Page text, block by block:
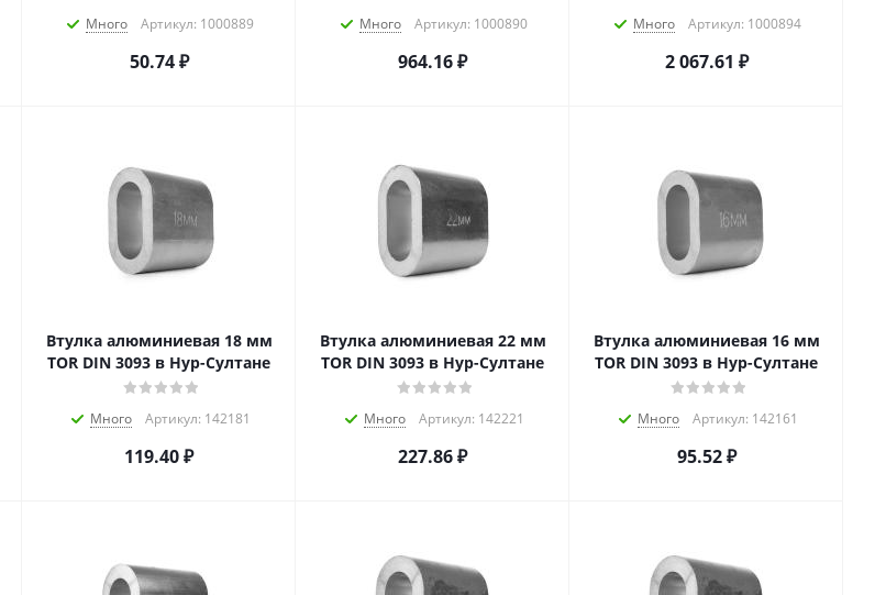
Много Артикул: 1000889
50.74₽
Много Артикул: 1000890
964.16₽
Много Артикул: 1000894
2 067.61 ₽
Втулка алюминиевая 18 мм
TOR DIN 3093 в Нур-Султане
Много Артикул: 142181
119.40₽
Втулка алюминиевая 22 мм
TOR DIN 3093 в Нур-Султане
Много Артикул: 142221
227.86₽
Втулка алюминиевая 16 мм
TOR DIN 3093 в Нур-Султане
Много Артикул: 142161
95.52₽